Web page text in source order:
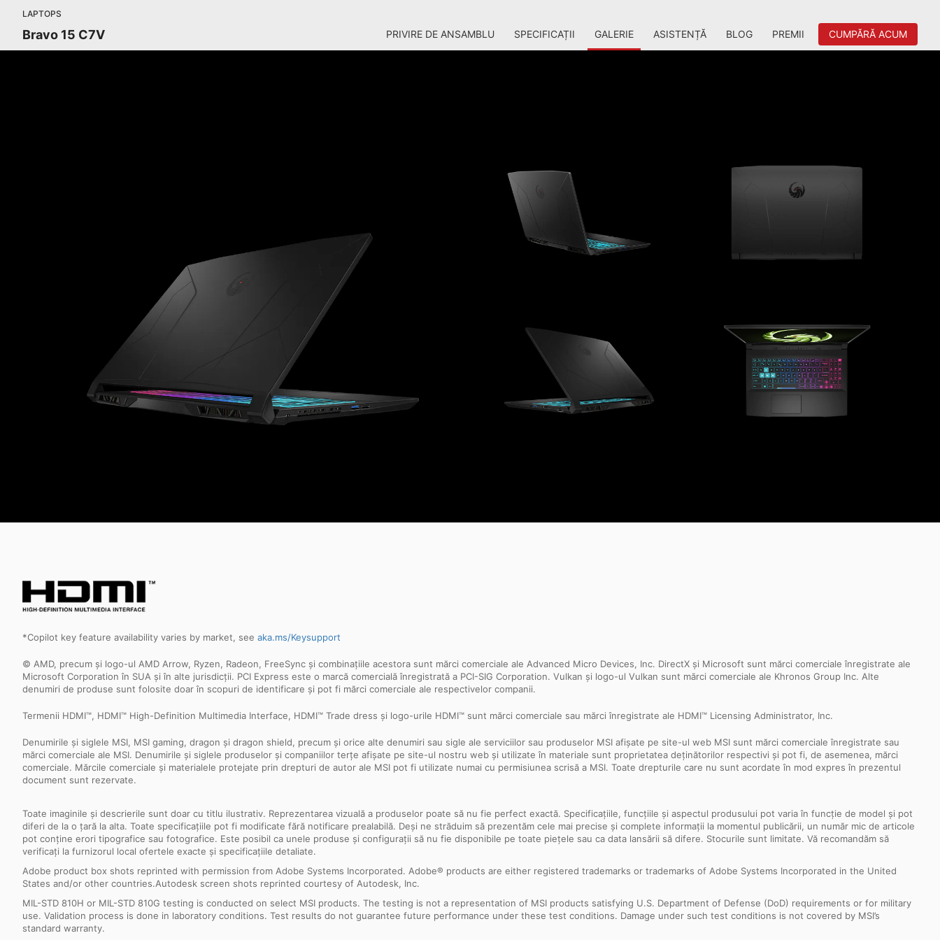
LAPTOPS
Bravo 15 C7V PRIVIRE DE ANSAMBLU SPECIFICAȚII GALERIE ASISTENȚĂ BLOG PREMII CUMPĂRĂ ACUM
*Copilot key feature availability varies by market, see aka.ms/Keysupport
© AMD, precum și logo-ul AMD Arrow, Ryzen, Radeon, FreeSync și combinațiile acestora sunt mărci comerciale ale Advanced Micro Devices, Inc. DirectX și Microsoft sunt mărci comerciale înregistrate ale
Microsoft Corporation în SUA și în alte jurisdicții. PCI Express este o marcă comercială înregistrată a PCI-SIG Corporation. Vulkan și logo-ul Vulkan sunt mărci comerciale ale Khronos Group Inc. Alte
denumiri de produse sunt folosite doar în scopuri de identificare și pot fi mărci comerciale ale respectivelor companii.
Termenii HDMI™, HDMI™ High-Definition Multimedia Interface, HDMI™ Trade dress și logo-urile HDMI™ sunt mărci comerciale sau mărci înregistrate ale HDMI™ Licensing Administrator, Inc.
Denumirile și siglele MSI, MSI gaming, dragon și dragon shield, precum și orice alte denumiri sau sigle ale serviciilor sau produselor MSI afișate pe site-ul web MSI sunt mărci comerciale înregistrate sau
mărci comerciale ale MSI. Denumirile și siglele produselor și companiilor terțe afișate pe site-ul nostru web și utilizate în materiale sunt proprietatea deținătorilor respectivi și pot fi, de asemenea, mărci
comerciale. Mărcile comerciale și materialele protejate prin drepturi de autor ale MSI pot fi utilizate numai cu permisiunea scrisă a MSI. Toate drepturile care nu sunt acordate în mod expres în prezentul
document sunt rezervate.
Toate imaginile și descrierile sunt doar cu titlu ilustrativ. Reprezentarea vizuală a produselor poate să nu fie perfect exactă. Specificațiile, funcțiile și aspectul produsului pot varia în funcție de model și pot
diferi de la o țară la alta. Toate specificațiile pot fi modificate fără notificare prealabilă. Deși ne străduim să prezentăm cele mai precise și complete informații la momentul publicării, un număr mic de articole
pot conține erori tipografice sau fotografice. Este posibil ca unele produse și configurații să nu fie disponibile pe toate piețele sau ca data lansării să difere. Stocurile sunt limitate. Vă recomandăm să
verificați la furnizorul local ofertele exacte și specificațiile detaliate.
Adobe product box shots reprinted with permission from Adobe Systems Incorporated. Adobe® products are either registered trademarks or trademarks of Adobe Systems Incorporated in the United
States and/or other countries.Autodesk screen shots reprinted courtesy of Autodesk, Inc.
MIL-STD 810H or MIL-STD 810G testing is conducted on select MSI products. The testing is not a representation of MSI products satisfying U.S. Department of Defense (DoD) requirements or for military
use. Validation process is done in laboratory conditions. Test results do not guarantee future performance under these test conditions. Damage under such test conditions is not covered by MSI’s
standard warranty.